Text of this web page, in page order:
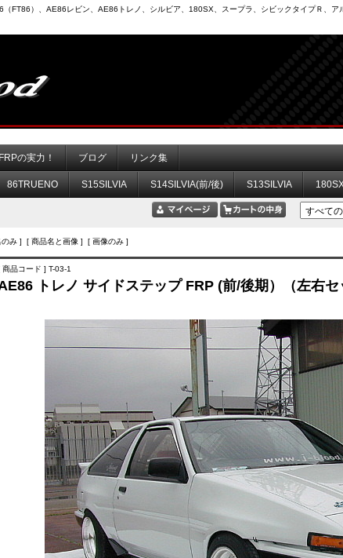
（FT86）、AE86レビン、AE86トレノ、シルビア、180SX、スープラ、シビックタイプＲ、ア
の実力！ ブログ リンク集
86TRUENO S15SILVIA S14SILVIA(前/後) S13SILVIA
のみ ] [ 商品名と画像 ] [ 画像のみ ]
商品コード ] T-03-1
トレノ サイドステップ FRP (前/後期）（左右セ